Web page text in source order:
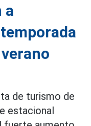
a
de turismo de
estacional